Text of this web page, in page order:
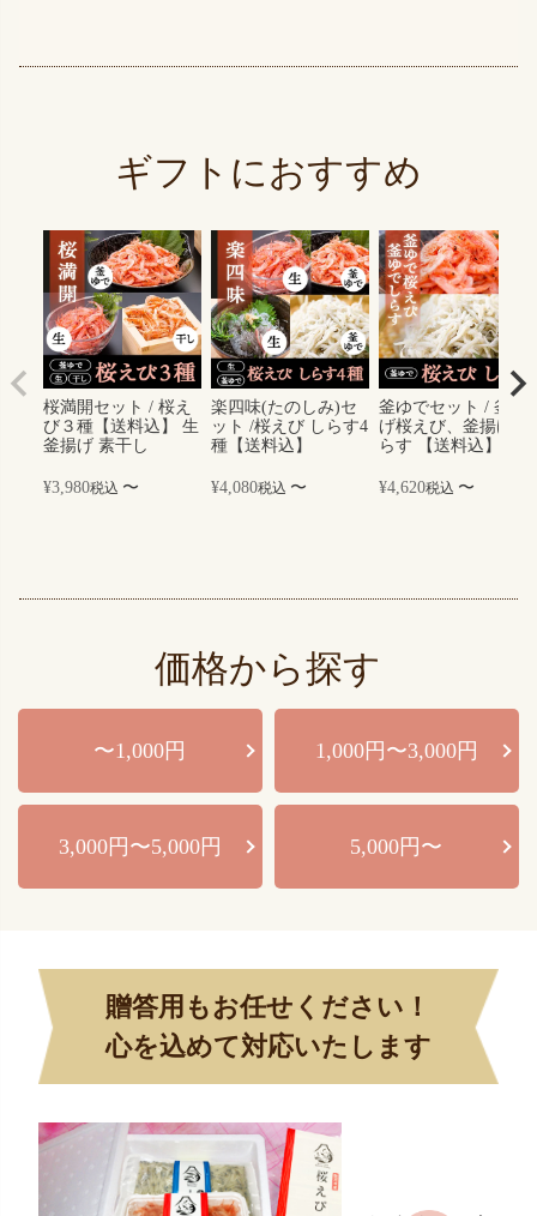
ギフトにおすすめ
桜満開セット / 桜え
び３種【送料込】 生
釜揚げ 素干し
¥3,980税込 〜
楽四味(たのしみ)セ
ット /桜えび しらす4
種【送料込】
¥4,080税込 〜
釜ゆでセット / 釜揚
げ桜えび、釜揚げし
らす 【送料込】
¥4,620税込 〜
価格から探す
〜1,000円 1,000円〜3,000円
3,000円〜5,000円 5,000円〜
贈答用もお任せください！
心を込めて対応いたします